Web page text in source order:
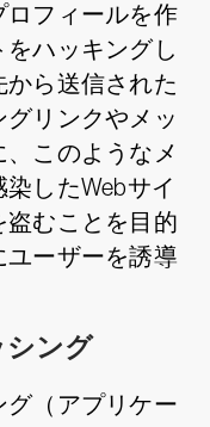
フィールを作
ハッキングし
ら送信された
リンクやメッ
このようなメ
したWebサイ
盗むことを目的
ユーザーを誘導
シング
グ（アプリケー